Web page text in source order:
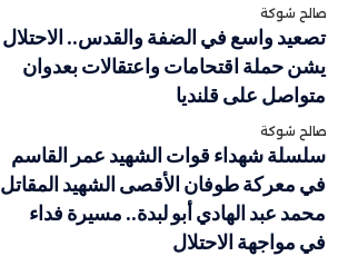
صالح شوكة
تصعيد واسع في الضفة والقدس.. الاحتلال
يشن حملة اقتحامات واعتقالات بعدوان
متواصل على قلنديا
صالح شوكة
سلسلة شهداء قوات الشهيد عمر القاسم
في معركة طوفان الأقصى الشهيد المقاتل
محمد عبد الهادي أبو لبدة.. مسيرة فداء
في مواجهة الاحتلال